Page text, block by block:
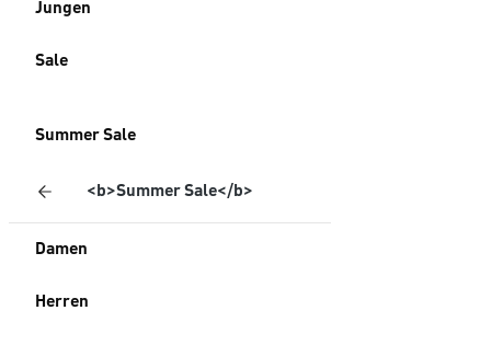
Jungen
Sale
Summer Sale
<b>Summer Sale</b>
Damen
Herren